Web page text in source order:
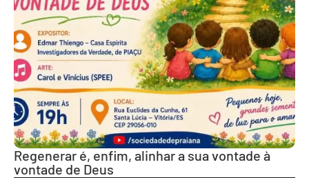
Regenerar é, enfim, alinhar a sua vontade à
vontade de Deus